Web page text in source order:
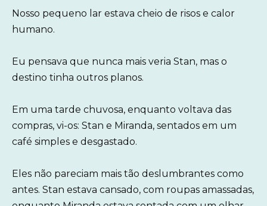
Nosso pequeno lar estava cheio de risos e calor
humano.
Eu pensava que nunca mais veria Stan, mas o
destino tinha outros planos.
Em uma tarde chuvosa, enquanto voltava das
compras, vi-os: Stan e Miranda, sentados em um
café simples e desgastado.
Eles não pareciam mais tão deslumbrantes como
antes. Stan estava cansado, com roupas amassadas,